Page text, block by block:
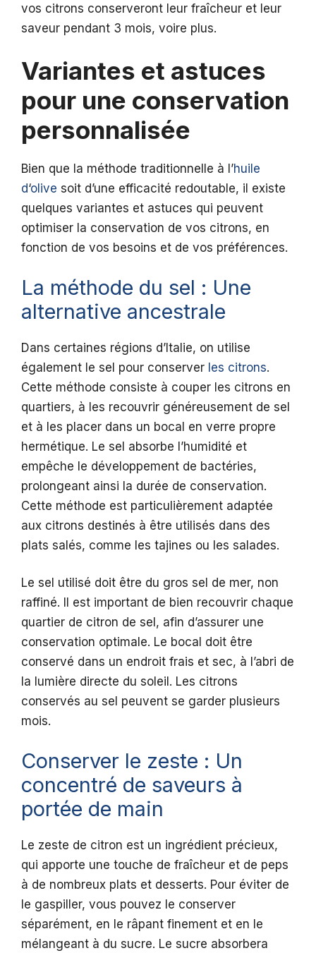
vos citrons conserveront leur fraîcheur et leur
saveur pendant 3 mois, voire plus.
Variantes et astuces
pour une conservation
personnalisée
Bien que la méthode traditionnelle à l’huile
d‘olive soit d’une efficacité redoutable, il existe
quelques variantes et astuces qui peuvent
optimiser la conservation de vos citrons, en
fonction de vos besoins et de vos préférences.
La méthode du sel : Une
alternative ancestrale
Dans certaines régions d’Italie, on utilise
également le sel pour conserver les citrons.
Cette méthode consiste à couper les citrons en
quartiers, à les recouvrir généreusement de sel
et à les placer dans un bocal en verre propre
hermétique. Le sel absorbe l’humidité et
empêche le développement de bactéries,
prolongeant ainsi la durée de conservation.
Cette méthode est particulièrement adaptée
aux citrons destinés à être utilisés dans des
plats salés, comme les tajines ou les salades.
Le sel utilisé doit être du gros sel de mer, non
raffiné. Il est important de bien recouvrir chaque
quartier de citron de sel, afin d’assurer une
conservation optimale. Le bocal doit être
conservé dans un endroit frais et sec, à l’abri de
la lumière directe du soleil. Les citrons
conservés au sel peuvent se garder plusieurs
mois.
Conserver le zeste : Un
concentré de saveurs à
portée de main
Le zeste de citron est un ingrédient précieux,
qui apporte une touche de fraîcheur et de peps
à de nombreux plats et desserts. Pour éviter de
le gaspiller, vous pouvez le conserver
séparément, en le râpant finement et en le
mélangeant à du sucre. Le sucre absorbera